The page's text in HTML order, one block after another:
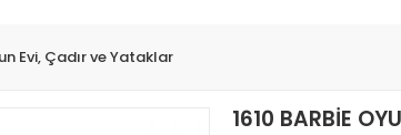
Evi, Çadır ve Yataklar
1610 BARBİE